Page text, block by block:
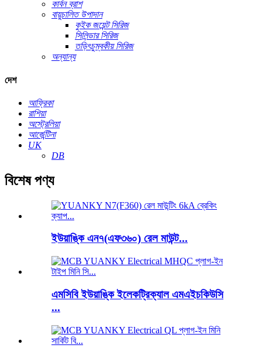
কার্বন ব্রাশ
বায়ুচালিত উপাদান
কুইক জয়েন্ট সিরিজ
সিলিন্ডার সিরিজ
তড়িৎচুম্বকীয় সিরিজ
অন্যান্য
দেশ
আফ্রিকা
রাশিয়া
অস্ট্রেলিয়া
আর্জেন্টিনা
UK
DB
বিশেষ পণ্য
ইউয়াঙ্কি এন৭(এফ৩৬০) রেল মাউন্ট...
এমসিবি ইউয়াঙ্কি ইলেকট্রিক্যাল এমএইচকিউসি
...